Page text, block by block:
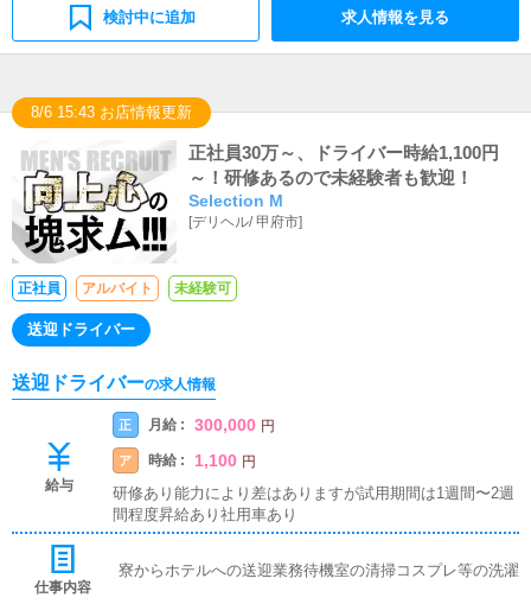
検討中に追加 求人情報を見る
8/6 15:43 お店情報更新
正社員30万～、ドライバー時給1,100円
～！研修あるので未経験者も歓迎！
Selection M
[デリヘル/甲府市]
正社員 アルバイト 未経験可
送迎ドライバー
送迎ドライバーの求人情報
給与
正 月給 : 300,000 円
ア 時給 : 1,100 円
研修あり能力により差はありますが試用期間は1週間〜2週
間程度昇給あり社用車あり
仕事内容
寮からホテルへの送迎業務待機室の清掃コスプレ等の洗濯